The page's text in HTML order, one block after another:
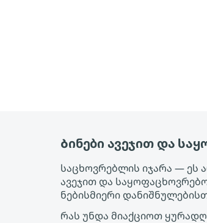
Ბინები ავეჯით და
საცხოვრებლის იჯარა — ეს
ავეჯით და
ნებისმიერი
რას უნდა მიაქციოთ